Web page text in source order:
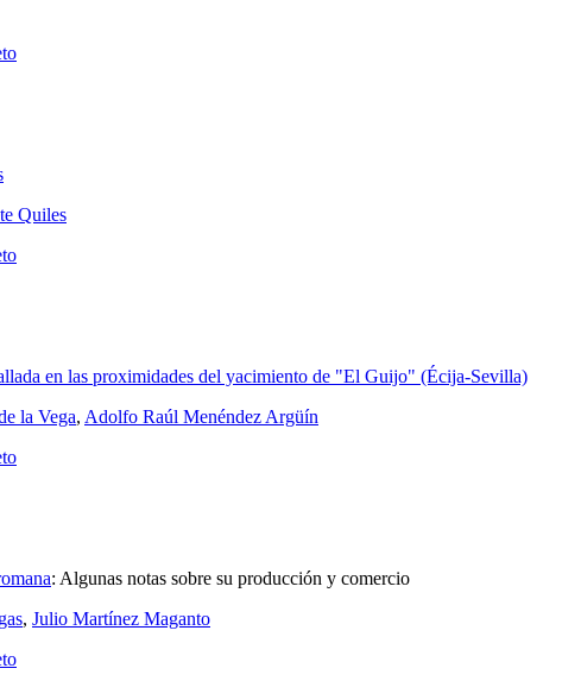
Quiles
en las proximidades del yacimiento de "El Guijo" (Écija-Sevilla)
la Vega, Adolfo Raúl Menéndez Argüín
: Algunas notas sobre su producción y comercio
, Julio Martínez Maganto